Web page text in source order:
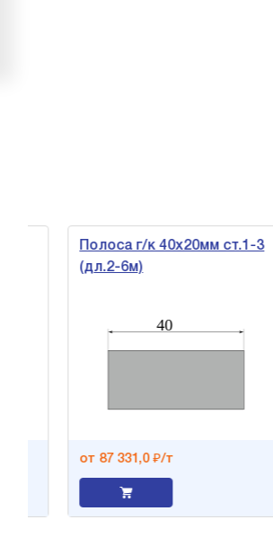
Полоса г/к 40х20мм ст.1-3
(дл.2-6м)
от 87 331,0 ₽/т